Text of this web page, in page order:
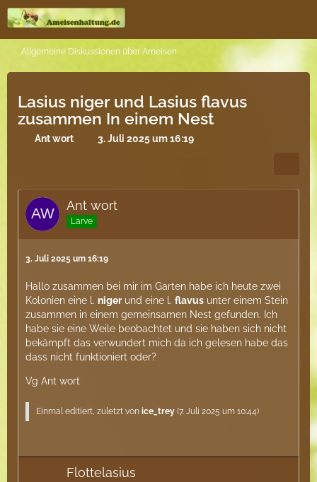
Allgemeine Diskussionen über Ameisen
Lasius niger und Lasius flavus
zusammen In einem Nest
Ant wort 3. Juli 2025 um 16:19
Ant wort
Larve
3. Juli 2025 um 16:19
Hallo zusammen bei mir im Garten habe ich heute zwei
Kolonien eine l. nigerund eine l. flavus unter einem Stein
zusammen in einem gemeinsamen Nest gefunden. Ich
habe sie eine Weile beobachtet und sie haben sich nicht
bekämpft das verwundert mich da ich gelesen habe das
dass nicht funktioniert oder?
Vg Ant wort
Einmal editiert, zuletzt von ice_trey (7. Juli 2025 um 10:44)
Flottelasius